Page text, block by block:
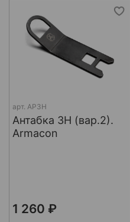
арт. АРЗН
Антабка ЗН (вар.2).
Armacon
1 260 ₽